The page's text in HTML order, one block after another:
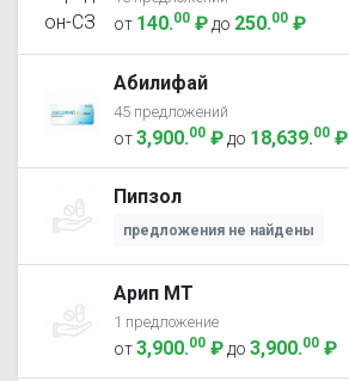
от 140.00 ₽ до 250.00 ₽
Абилифай
45 предложений
от3,900.00 ₽ до 18,639.00 ₽
Пипзол
предложения не найдены
Арип МТ
1 предложение
от3,900.00 ₽ до 3,900.00 ₽